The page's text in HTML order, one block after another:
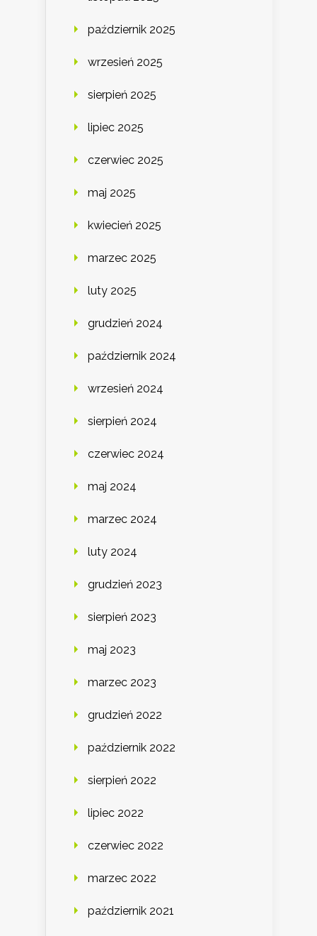
październik 2025
wrzesień 2025
sierpień 2025
lipiec 2025
czerwiec 2025
maj 2025
kwiecień 2025
marzec 2025
luty 2025
grudzień 2024
październik 2024
wrzesień 2024
sierpień 2024
czerwiec 2024
maj 2024
marzec 2024
luty 2024
grudzień 2023
sierpień 2023
maj 2023
marzec 2023
grudzień 2022
październik 2022
sierpień 2022
lipiec 2022
czerwiec 2022
marzec 2022
październik 2021